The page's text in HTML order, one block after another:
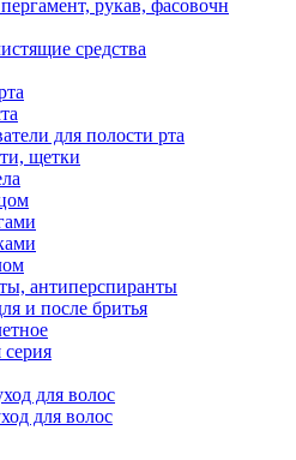
рукав, фасовочн
средства
для полости рта
щетки
антиперспиранты
и после бритья
для волос
для волос